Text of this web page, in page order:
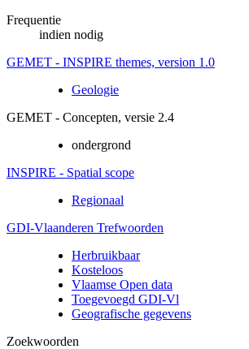
Frequentie
indien nodig
GEMET - INSPIRE themes, version 1.0
Geologie
GEMET - Concepten, versie 2.4
ondergrond
INSPIRE - Spatial scope
Regionaal
GDI-Vlaanderen Trefwoorden
Herbruikbaar
Kosteloos
Vlaamse Open data
Toegevoegd GDI-Vl
Geografische gegevens
Zoekwoorden